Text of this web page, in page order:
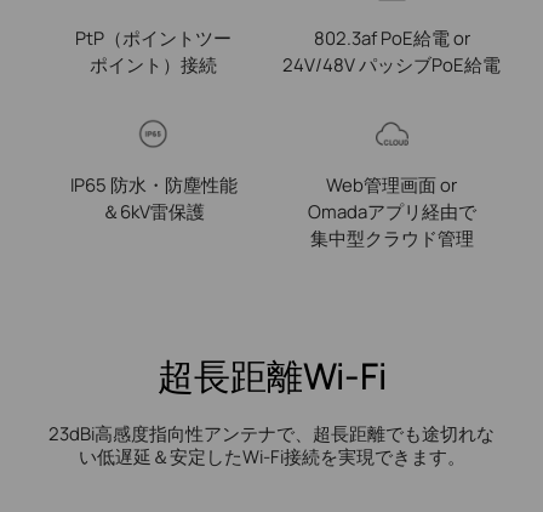
PtP（ポイントツー
ポイント）接続
802.3af PoE給電 or
24V/48V パッシブPoE給電
IP65 防水・防塵性能
＆6kV雷保護
Web管理画面 or
Omadaアプリ経由で
集中型クラウド管理
超長距離Wi-Fi
23dBi高感度指向性アンテナで、超長距離でも途切れな
い低遅延＆安定したWi-Fi接続を実現できます。